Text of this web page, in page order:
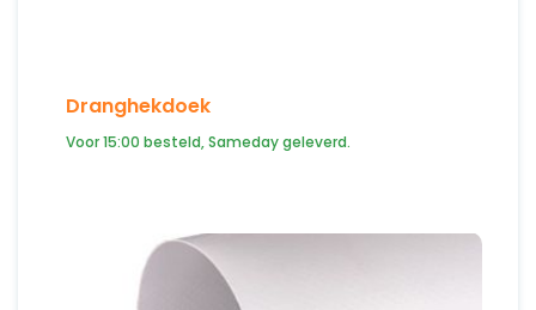
Dranghekdoek
Voor 15:00 besteld, Sameday geleverd.